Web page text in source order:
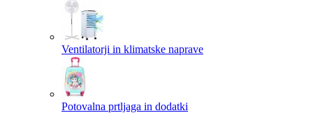
Ventilatorji in klimatske naprave
Potovalna prtljaga in dodatki